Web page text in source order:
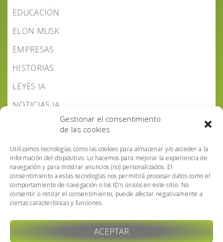
Gestionar el consentimiento
de las cookies
Utilizamos tecnologías como las cookies para almacenar y/o acceder a la
información del dispositivo. Lo hacemos para mejorar la experiencia de
navegación y para mostrar anuncios (no) personalizados. El
consentimiento a estas tecnologías nos permitirá procesar datos como el
comportamiento de navegación o los ID's únicos en este sitio. No
consentir o retirar el consentimiento, puede afectar negativamente a
ciertas características y funciones.
ACEPTAR
EDUCACIÓN
ELON MUSK
EMPRESAS
HISTORIAS
LEYES IA
NOTICIAS IA
PODCAST IA HOY